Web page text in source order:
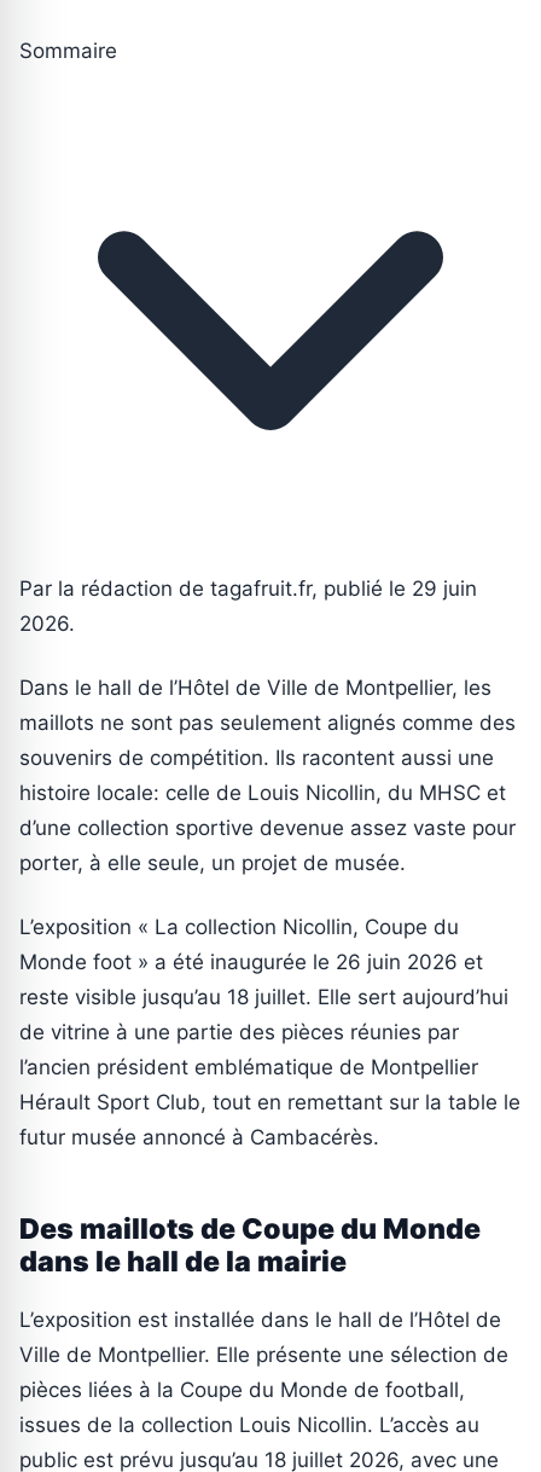
Sommaire
Par la rédaction de tagafruit.fr, publié le 29 juin
2026.
Dans le hall de l’Hôtel de Ville de Montpellier, les
maillots ne sont pas seulement alignés comme des
souvenirs de compétition. Ils racontent aussi une
histoire locale: celle de Louis Nicollin, du MHSC et
d’une collection sportive devenue assez vaste pour
porter, à elle seule, un projet de musée.
L’exposition « La collection Nicollin, Coupe du
Monde foot » a été inaugurée le 26 juin 2026 et
reste visible jusqu’au 18 juillet. Elle sert aujourd’hui
de vitrine à une partie des pièces réunies par
l’ancien président emblématique de Montpellier
Hérault Sport Club, tout en remettant sur la table le
futur musée annoncé à Cambacérès.
Des maillots de Coupe du Monde
dans le hall de la mairie
L’exposition est installée dans le hall de l’Hôtel de
Ville de Montpellier. Elle présente une sélection de
pièces liées à la Coupe du Monde de football,
issues de la collection Louis Nicollin. L’accès au
public est prévu jusqu’au 18 juillet 2026, avec une